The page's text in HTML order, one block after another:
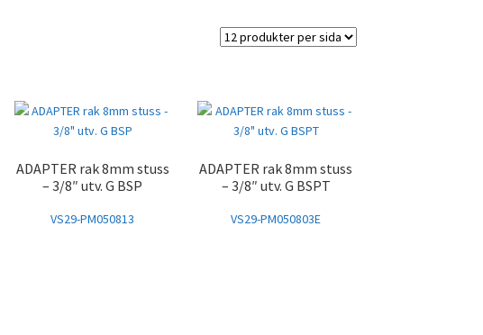
ADAPTER rak 8mm stuss
– 3/8″ utv. G BSP
VS29-PM050813
ADAPTER rak 8mm stuss
– 3/8″ utv. G BSPT
VS29-PM050803E